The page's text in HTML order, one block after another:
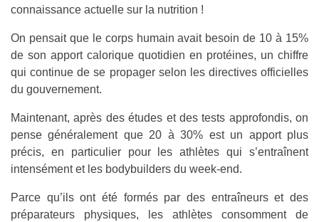
connaissance actuelle sur la nutrition !
On pensait que le corps humain avait besoin de 10 à 15%
de son apport calorique quotidien en protéines, un chiffre
qui continue de se propager selon les directives officielles
du gouvernement.
Maintenant, après des études et des tests approfondis, on
pense généralement que 20 à 30% est un apport plus
précis, en particulier pour les athlètes qui s’entraînent
intensément et les bodybuilders du week-end.
Parce qu’ils ont été formés par des entraîneurs et des
préparateurs physiques, les athlètes consomment de